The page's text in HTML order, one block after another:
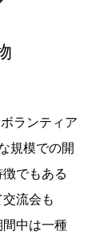
ランティア
規模での開
でもある
交流会も
中は一種